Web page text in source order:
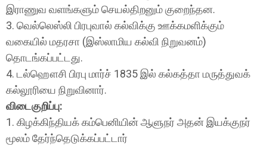
இராணுவ வளங்களும் செயல்திறனும் குறைந்தன.
3. வெல்லெஸ்லி பிரபுவால் கல்விக்கு ஊக்கமளிக்கும்
வகையில் மதரசா (இஸ்லாமிய கல்வி நிறுவனம்)
தொடங்கப்பட்டது.
4. டல்ஹௌசி பிரபு மார்ச் 1835 இல் கல்கத்தா மருத்துவக்
கல்லூரியை நிறுவினார்.
விடைகுறிப்பு:
1. கிழக்கிந்தியக் கம்பெனியின் ஆளுநர் அதன் இயக்குநர்
மூலம் தேர்ந்தெடுக்கப்பட்டார்